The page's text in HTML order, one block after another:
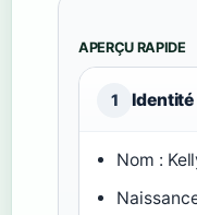
APERÇU RAPIDE
1 Identité
Nom :